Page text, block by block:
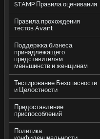
STAMP Правила оценивания
Правила прохождения
тестов Avant
Поддержка бизнеса,
принадлежащего
представителям
меньшинств и женщинам
Тестирование Безопасности
и Целостности
Предоставление
приспособлений
Политика